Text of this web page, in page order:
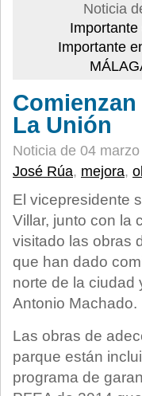
Noticia
Importante
La Unión
Noticia de 04
José Rúa, mejora,
El vicepresidente
Villar, junto con la
visitado las obras
que han dado
norte de la ciudad
Antonio Machado.
Las obras de
parque están
programa de